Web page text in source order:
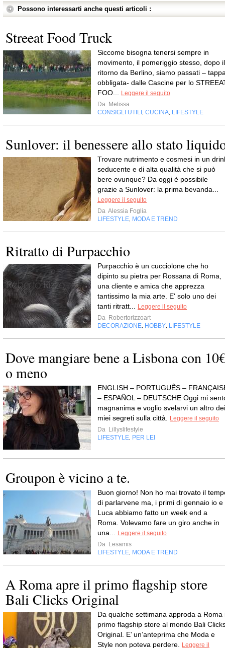
Possono interessarti anche questi articoli :
Streeat Food Truck
Siccome bisogna tenersi sempre in
movimento, il pomeriggio stesso, dopo il
ritorno da Berlino, siamo passati –
obbligata- dalle Cascine per lo
FOO...
Leggere il seguito
Da Melissa
CONSIGLI UTILI
CUCINA LIFESTYLE
Sunlover: il benessere allo stato
Trovare nutrimento e cosmesi in un
seducente e di alta qualità che si può
bere ovunque? Da oggi è possibile
grazie a Sunlover: la prima bevanda...
Leggere il seguito
Da Alessia Foglia
LIFESTYLE MODA E TREND
Ritratto di Purpacchio
Purpacchio è un cucciolone che ho
dipinto su pietra per Rossana di Roma,
una cliente e amica che apprezza
tantissimo la mia arte. E' solo uno dei
tanti ritratt...
Leggere il seguito
Da Robertorizzoart
DECORAZIONE HOBBY LIFESTYLE
Dove mangiare bene a Lisbona con
o meno
ENGLISH – PORTUGUÊS –
– ESPAÑOL – DEUTSCHE Oggi mi
magnanima e voglio svelarvi un altro dei
miei segreti sulla città.
Leggere il seguito
Da Lillyslifestyle
LIFESTYLE PER LEI
Groupon è vicino a te.
Buon giorno! Non ho mai trovato il
di parlarvene ma, i primi di gennaio io e
Luca abbiamo fatto un week end a
Roma. Volevamo fare un giro anche in
una...
Leggere il seguito
Da Lesamis
LIFESTYLE MODA E TREND
A Roma apre il primo flagship store
Bali Clicks Original
Da qualche settimana approda a Roma
primo flagship store al mondo Bali
Original. E’ un’anteprima che Moda e
Style non poteva perdere.
Leggere il